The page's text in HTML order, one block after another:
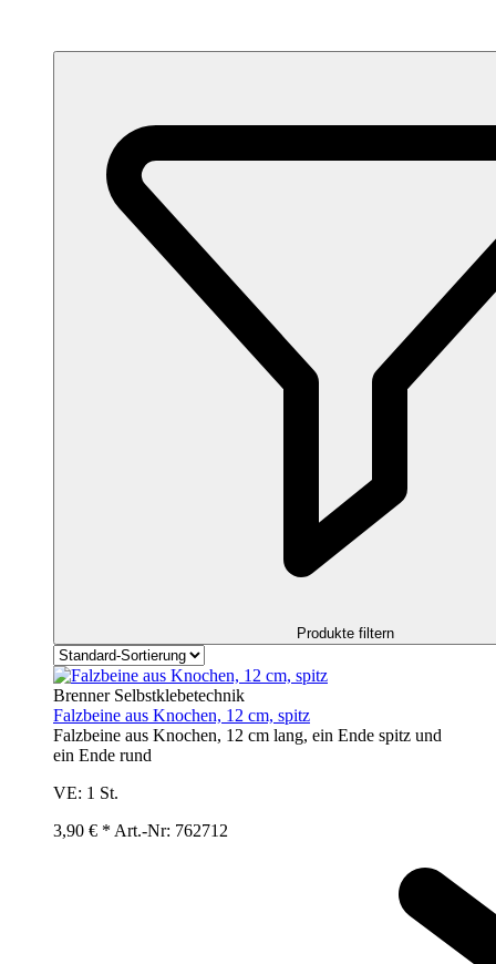
Produkte filtern
Brenner Selbstklebetechnik
Falzbeine aus Knochen, 12 cm, spitz
Falzbeine aus Knochen, 12 cm lang, ein Ende spitz und
ein Ende rund
VE: 1 St.
3,90 € * Art.-Nr: 762712